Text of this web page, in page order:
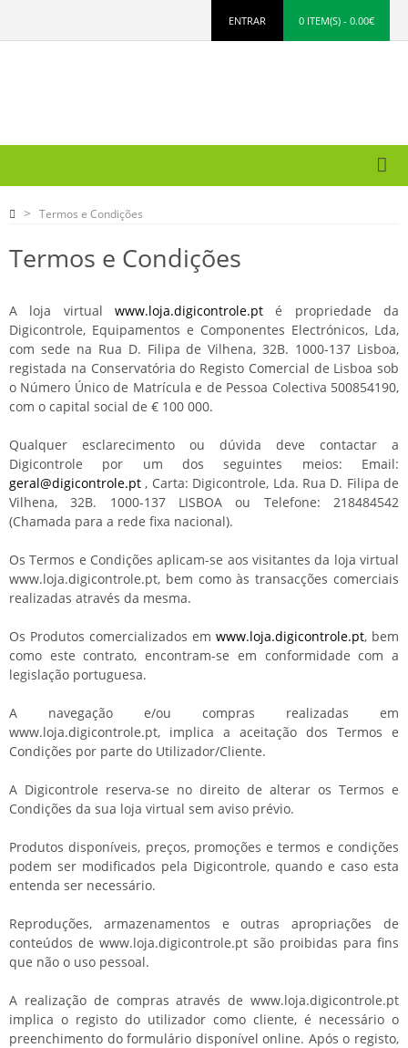
ENTRAR 0 ITEM(S) - 0.00€
Termos e Condições
Termos e Condições
A loja virtual www.loja.digicontrole.pt é propriedade da
Digicontrole, Equipamentos e Componentes Electrónicos, Lda,
com sede na Rua D. Filipa de Vilhena, 32B. 1000-137 Lisboa,
registada na Conservatória do Registo Comercial de Lisboa sob
o Número Único de Matrícula e de Pessoa Colectiva 500854190,
com o capital social de € 100 000.
Qualquer esclarecimento ou dúvida deve contactar a
Digicontrole por um dos seguintes meios: Email:
geral@digicontrole.pt , Carta: Digicontrole, Lda. Rua D. Filipa de
Vilhena, 32B. 1000-137 LISBOA ou Telefone: 218484542
(Chamada para a rede fixa nacional).
Os Termos e Condições aplicam-se aos visitantes da loja virtual
www.loja.digicontrole.pt, bem como às transacções comerciais
realizadas através da mesma.
Os Produtos comercializados em www.loja.digicontrole.pt, bem
como este contrato, encontram-se em conformidade com a
legislação portuguesa.
A navegação e/ou compras realizadas em
www.loja.digicontrole.pt, implica a aceitação dos Termos e
Condições por parte do Utilizador/Cliente.
A Digicontrole reserva-se no direito de alterar os Termos e
Condições da sua loja virtual sem aviso prévio.
Produtos disponíveis, preços, promoções e termos e condições
podem ser modificados pela Digicontrole, quando e caso esta
entenda ser necessário.
Reproduções, armazenamentos e outras apropriações de
conteúdos de www.loja.digicontrole.pt são proibidas para fins
que não o uso pessoal.
A realização de compras através de www.loja.digicontrole.pt
implica o registo do utilizador como cliente, é necessário o
preenchimento do formulário disponível online. Após o registo,